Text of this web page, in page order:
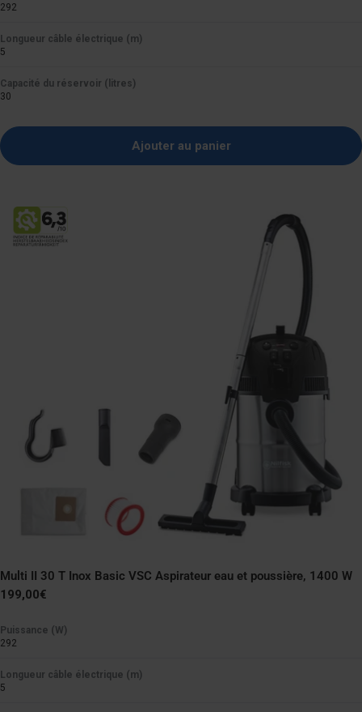
292
Longueur câble électrique (m)
5
Capacité du réservoir (litres)
30
Ajouter au panier
Multi II 30 T Inox Basic VSC Aspirateur eau et poussière, 1400 W
Prix
199,00€
Puissance (W)
292
Longueur câble électrique (m)
5